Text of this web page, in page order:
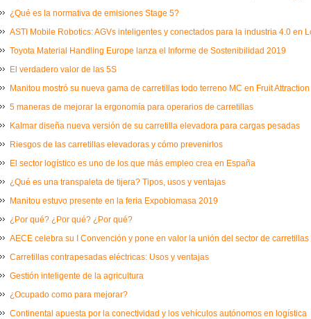
¿Qué es la normativa de emisiones Stage 5?
ASTI Mobile Robotics: AGVs inteligentes y conectados para la industria 4.0 en
Toyota Material Handling Europe lanza el Informe de Sostenibilidad 2019
El verdadero valor de las 5S
Manitou mostró su nueva gama de carretillas todo terreno MC en Fruit Attraction
5 maneras de mejorar la ergonomía para operarios de carretillas
Kalmar diseña nueva versión de su carretilla elevadora para cargas pesadas
Riesgos de las carretillas elevadoras y cómo prevenirlos
El sector logístico es uno de los que más empleo crea en España
¿Qué es una transpaleta de tijera? Tipos, usos y ventajas
Manitou estuvo presente en la feria Expobiomasa 2019
¿Por qué? ¿Por qué? ¿Por qué?
AECE celebra su I Convención y pone en valor la unión del sector de carretillas
Carretillas contrapesadas eléctricas: Usos y ventajas
Gestión inteligente de la agricultura
¿Ocupado como para mejorar?
Continental apuesta por la conectividad y los vehículos autónomos en logística